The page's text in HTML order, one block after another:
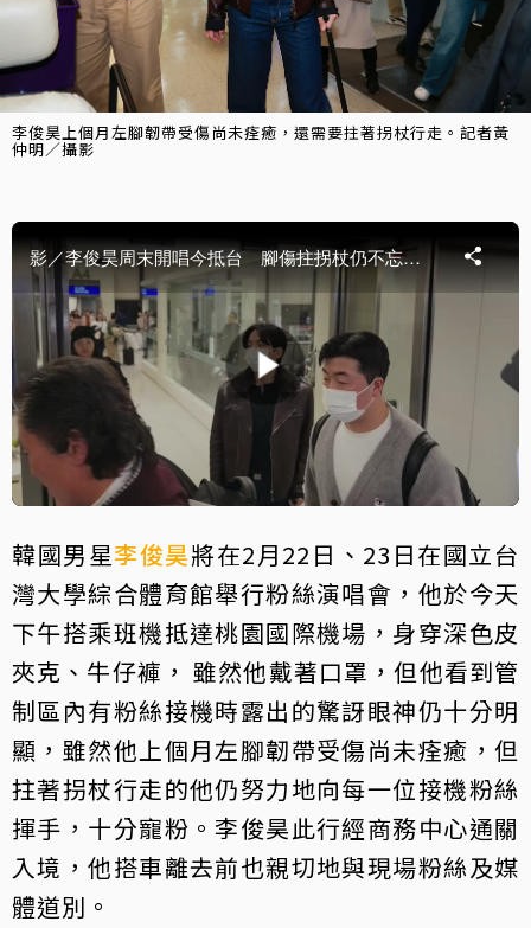
李俊昊上個月左腳韌帶受傷尚未痊癒，還需要拄著拐杖行走。記者黃
仲明／攝影
韓國男星李俊昊將在2月22日、23日在國立台
灣大學綜合體育館舉行粉絲演唱會，他於今天
下午搭乘班機抵達桃園國際機場，身穿深色皮
夾克、牛仔褲， 雖然他戴著口罩，但他看到管
制區內有粉絲接機時露出的驚訝眼神仍十分明
顯，雖然他上個月左腳韌帶受傷尚未痊癒，但
拄著拐杖行走的他仍努力地向每一位接機粉絲
揮手，十分寵粉。李俊昊此行經商務中心通關
入境，他搭車離去前也親切地與現場粉絲及媒
體道別。